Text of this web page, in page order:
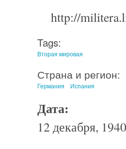
http://
Tags:
Вторая мировая
Страна и регион:
Германия Испания
Дата:
12 декабря,